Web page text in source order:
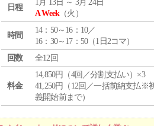
日程
1月 13日 ～ 3月 24日
A Week（火）
時間
14：50～16：10／
16：30～17：50（1日2コマ）
回数
全12回
料金
14,850円（4回／分割支払い）×3
41,250円（12回／一括前納支払※
義開始前まで）